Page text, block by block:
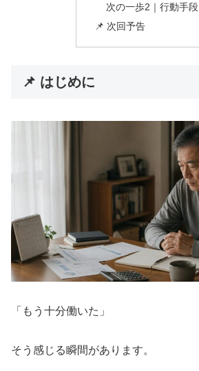
次の一歩2｜行動手段
📌 次回予告
📌 はじめに
「もう十分働いた」
そう感じる瞬間があります。